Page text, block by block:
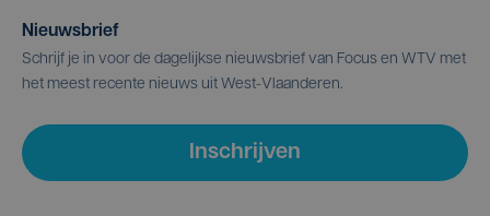
Nieuwsbrief
Schrijf je in voor de dagelijkse nieuwsbrief van Focus en WTV met
het meest recente nieuws uit West-Vlaanderen.
Inschrijven